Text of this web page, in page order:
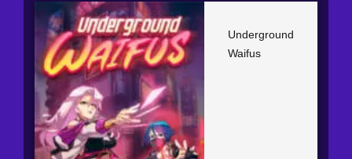
Underground
Waifus